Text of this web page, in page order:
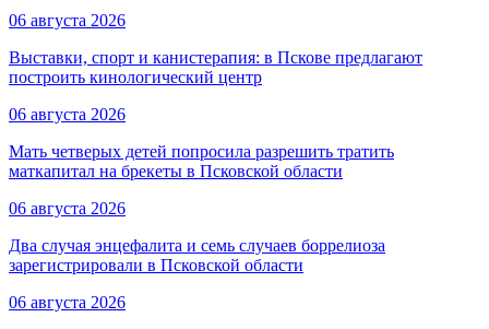
06 августа 2026
Выставки, спорт и канистерапия: в Пскове предлагают
построить кинологический центр
06 августа 2026
Мать четверых детей попросила разрешить тратить
маткапитал на брекеты в Псковской области
06 августа 2026
Два случая энцефалита и семь случаев боррелиоза
зарегистрировали в Псковской области
06 августа 2026